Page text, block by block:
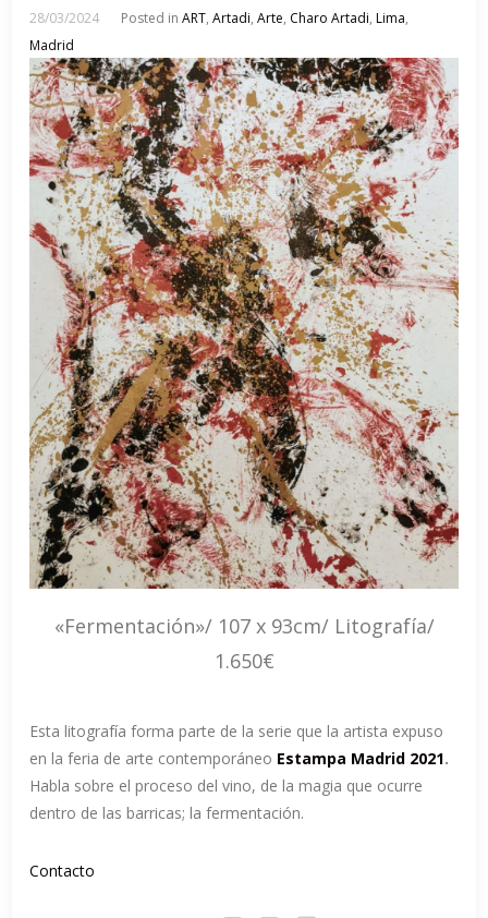
28/03/2024 Posted inART,Artadi,Arte, Charo Artadi,Lima,
Madrid
«Fermentación»/ 107 x 93cm/ Litografía/
1.650€
Esta litografía forma parte de la serie que la artista expuso
en la feria de arte contemporáneo Estampa Madrid 2021.
Habla sobre el proceso del vino, de la magia que ocurre
dentro de las barricas; la fermentación.
Contacto